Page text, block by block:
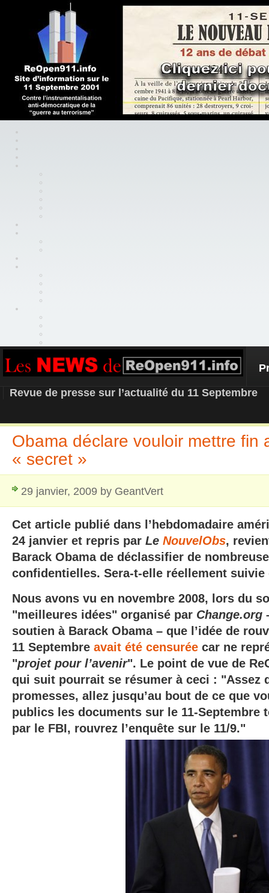
REOPEN911 – NEWS
Revue de presse sur l’actualité du 11 Septembre
Obama déclare vouloir mettre fin
« secret »
29 janvier, 2009 by GeantVert
Cet article publié dans l’hebdomadaire
24 janvier et repris par Le NouvelObs,
Barack Obama de déclassifier de
confidentielles. Sera-t-elle réellement suivie
Nous avons vu en novembre 2008, lors du
"meilleures idées" organisé par Change.org
soutien à Barack Obama – que l’idée de
11 Septembre avait été censurée car ne
"projet pour l’avenir". Le point de vue de
qui suit pourrait se résumer à ceci : "Assez
promesses, allez jusqu’au bout de ce que
publics les documents sur le 11-Septembre
par le FBI, rouvrez l’enquête sur le 11/9."